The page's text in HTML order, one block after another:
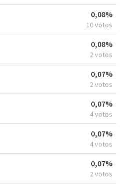
0,08%
10 votos
0,08%
2 votos
0,07%
2 votos
0,07%
4 votos
0,07%
4 votos
0,07%
2 votos